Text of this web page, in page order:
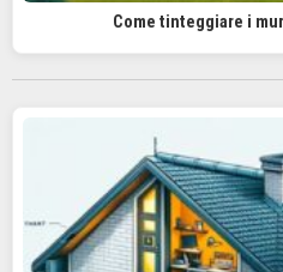
Come tinteggiare i